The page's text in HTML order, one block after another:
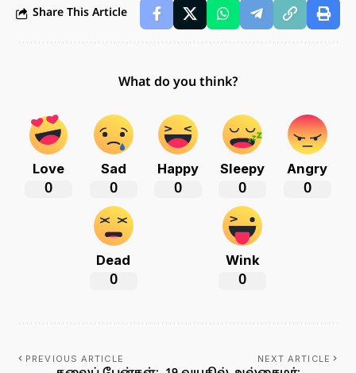
Share This Article
What do you think?
Love
0
Sad
0
Happy
0
Sleepy
0
Angry
0
Dead
0
Wink
0
PREVIOUS ARTICLE NEXT ARTICLE